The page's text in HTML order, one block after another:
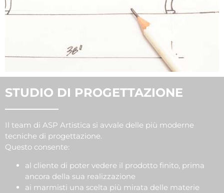
STUDIO DI PROGETTAZIONE
Il team di ASP Artistica si avvale delle più moderne
tecniche di progettazione.
Questo consente:
al cliente di poter vedere il prodotto finito, prima
ancora della sua realizzazione
ai marmisti una scelta più mirata delle materie